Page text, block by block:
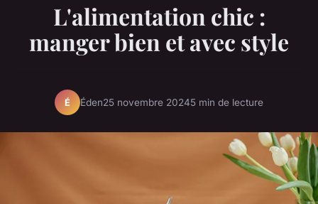
L'alimentation chic :
manger bien et avec style
É Éden25 novembre 20245 min de lecture